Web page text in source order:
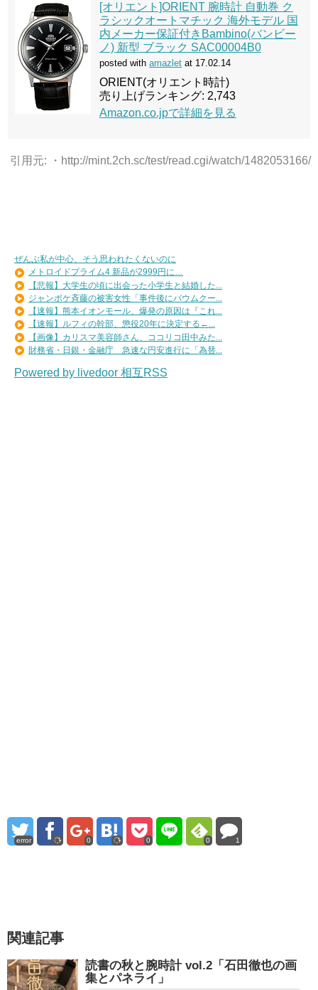
[オリエント]ORIENT 腕時計 自動巻 ク
ラシックオートマチック 海外モデル 国
内メーカー保証付きBambino(バンビー
ノ) 新型 ブラック SAC00004B0
posted with amazlet at 17.02.14
ORIENT(オリエント時計)
売り上げランキング: 2,743
Amazon.co.jpで詳細を見る
引用元: ・http://mint.2ch.sc/test/read.cgi/watch/1482053166/
ぜんぶ私が中心、そう思われたくないのに
メトロイドプライム4 新品が2999円に…
【悲報】大学生の頃に出会った小学生と結婚した...
ジャンポケ斉藤の被害女性「事件後にバウムクー...
【速報】熊本イオンモール、爆発の原因は『これ...
【速報】ルフィの幹部、懲役20年に決定する←...
【画像】カリスマ美容師さん、ココリコ田中みた...
財務省・日銀・金融庁 急速な円安進行に「為替...
Powered by livedoor 相互RSS
error 0 0 0 1
関連記事
読書の秋と腕時計 vol.2「石田徹也の画
集とパネライ」